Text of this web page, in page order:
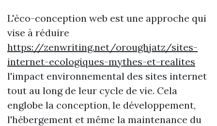
L'éco-conception web est une approche qui
vise à réduire
https://zenwriting.net/oroughjatz/sites-
internet-ecologiques-mythes-et-realites
l'impact environnemental des sites internet
tout au long de leur cycle de vie. Cela
englobe la conception, le développement,
l'hébergement et même la maintenance du